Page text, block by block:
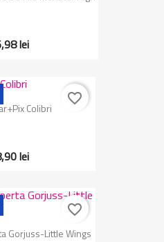
lei
Colibri
lei
favorite_border
Gorjuss-Little Wings
favorite_border